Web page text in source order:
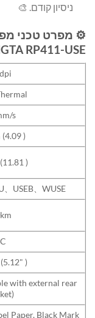
ניסיון קודם. 🎨
⚙️ מפרט טכני
RP411-USE
s
)
)
、USEB、WUSE
)
with external rear
Paper, Black Mark